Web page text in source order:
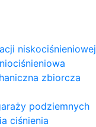
niskociśnieniowej
zbiorcza
podziemnych
ciśnienia